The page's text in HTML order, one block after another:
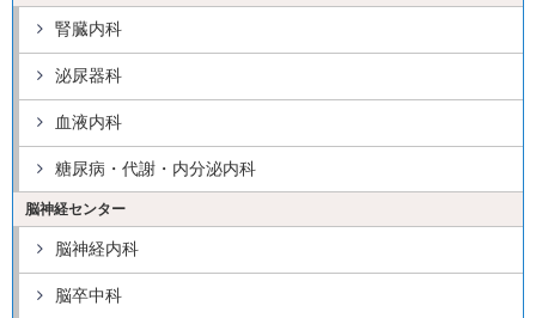
腎臓内科
泌尿器科
血液内科
糖尿病・代謝・内分泌内科
脳神経センター
脳神経内科
脳卒中科